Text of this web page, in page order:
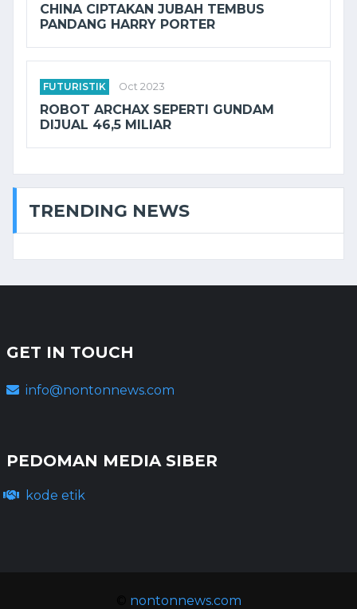
CHINA CIPTAKAN JUBAH TEMBUS
PANDANG HARRY PORTER
FUTURISTIK Oct 2023
ROBOT ARCHAX SEPERTI GUNDAM
DIJUAL 46,5 MILIAR
TRENDING NEWS
GET IN TOUCH
info@nontonnews.com
PEDOMAN MEDIA SIBER
kode etik
nontonnews.com